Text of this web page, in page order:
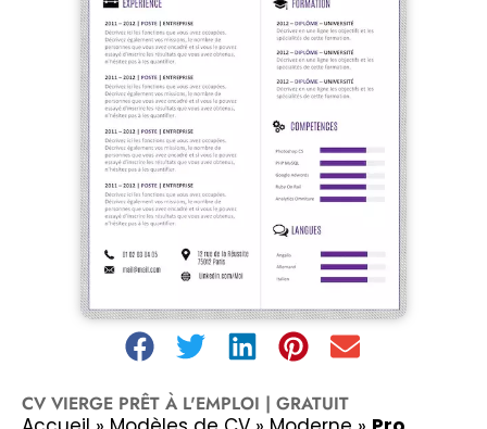
CV VIERGE PRÊT À L'EMPLOI | GRATUIT